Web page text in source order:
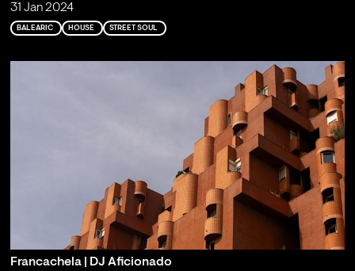
31 Jan 2024
BALEARIC HOUSE STREET SOUL
Francachela | DJ Aficionado